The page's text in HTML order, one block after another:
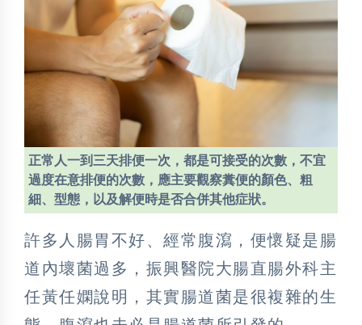
正常人一到三天排便一次，都是可接受的次數，不宜
過度在意排便的次數，應主要觀察糞便的顏色、粗
細、型態，以及解便時是否合併其他症狀。
許多人腸胃不好、經常腹瀉，便懷疑是腸
道內壞菌過多，振興醫院大腸直腸外科主
任黃任嫻說明，其實腸道菌是很複雜的生